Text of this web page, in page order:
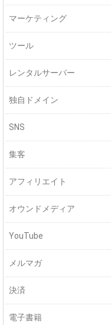
マーケティング
ツール
レンタルサーバー
独自ドメイン
SNS
集客
アフィリエイト
オウンドメディア
YouTube
メルマガ
決済
電子書籍